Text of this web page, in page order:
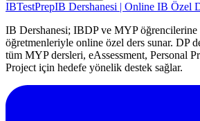
IBTestPrepIB Dershanesi | Online IB Özel
IB Dershanesi; IBDP ve MYP
öğretmenleriyle online özel ders sunar. DP
tüm MYP dersleri, eAssessment, Personal
Project için hedefe yönelik destek sağlar.